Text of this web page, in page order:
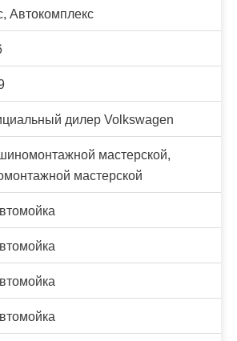
Автокомплекс
дилер Volkswagen
мастерской,
мастерской